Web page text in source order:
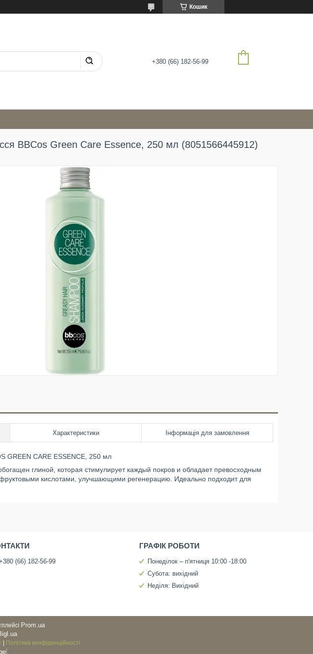
Кошик
+380 (66) 182-56-99
BBCos Green Care Essence, 250 мл (8051566445912)
Характеристики Інформація для замовлення
GREEN CARE ESSENCE, 250 мл
глиной, которая стимулирует каждый покров и обладает превосходным
кислотами, улучшающими регенерацию. Идеально подходит для
(66) 182-56-99
ГРАФІК РОБОТИ
Понеділок – п'ятниця 10:00 -18:00
Субота: вихідний
Неділя: Вихідний
Prom.ua
Політика конфіденційності